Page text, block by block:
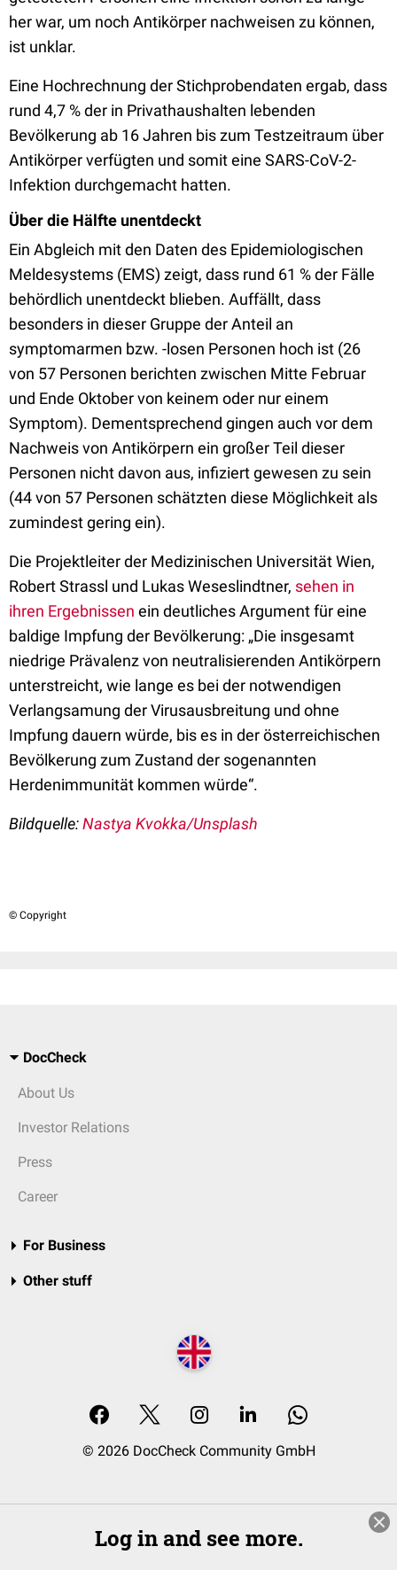
her war, um noch Antikörper nachweisen zu können,
ist unklar.
Eine Hochrechnung der Stichprobendaten ergab, dass
rund 4,7 % der in Privathaushalten lebenden
Bevölkerung ab 16 Jahren bis zum Testzeitraum über
Antikörper verfügten und somit eine SARS-CoV-2-
Infektion durchgemacht hatten.
Über die Hälfte unentdeckt
Ein Abgleich mit den Daten des Epidemiologischen
Meldesystems (EMS) zeigt, dass rund 61 % der Fälle
behördlich unentdeckt blieben. Auffällt, dass
besonders in dieser Gruppe der Anteil an
symptomarmen bzw. -losen Personen hoch ist (26
von 57 Personen berichten zwischen Mitte Februar
und Ende Oktober von keinem oder nur einem
Symptom). Dementsprechend gingen auch vor dem
Nachweis von Antikörpern ein großer Teil dieser
Personen nicht davon aus, infiziert gewesen zu sein
(44 von 57 Personen schätzten diese Möglichkeit als
zumindest gering ein).
Die Projektleiter der Medizinischen Universität Wien,
Robert Strassl und Lukas Weseslindtner, sehen in
ihren Ergebnissen ein deutliches Argument für eine
baldige Impfung der Bevölkerung: „Die insgesamt
niedrige Prävalenz von neutralisierenden Antikörpern
unterstreicht, wie lange es bei der notwendigen
Verlangsamung der Virusausbreitung und ohne
Impfung dauern würde, bis es in der österreichischen
Bevölkerung zum Zustand der sogenannten
Herdenimmunität kommen würde“.
Bildquelle:Nastya Kvokka/Unsplash
© Copyright
DocCheck
About Us
Investor Relations
Press
Career
For Business
Other stuff
© 2026 DocCheck Community GmbH
Log in and see more.